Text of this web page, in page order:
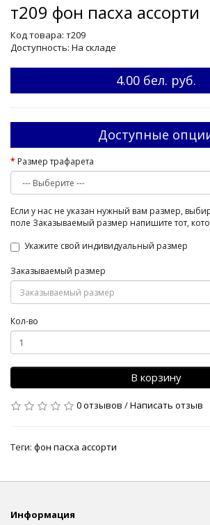
т209 фон пасха ассорти
Код товара: т209
Доступность: На складе
4.00 бел. руб.
Доступные
Размер трафарета
Если у нас не указан нужный вам размер,
поле Заказываемый размер напишите тот,
Укажите свой индивидуальный размер
Заказываемый размер
Кол-во
В корзину
0 отзывов /Написать отзыв
Теги: фон пасха ассорти
Информация